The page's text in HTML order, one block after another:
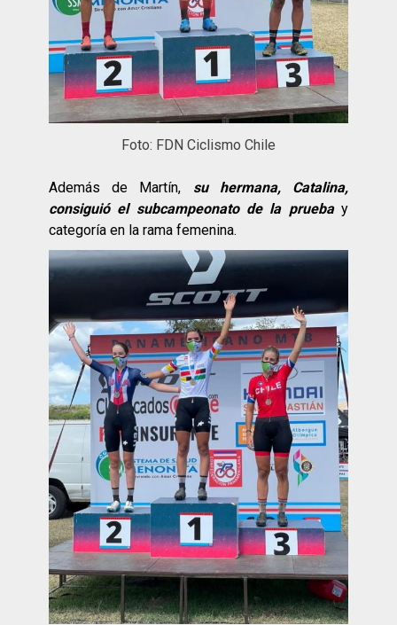
Foto: FDN Ciclismo Chile
Además de Martín, su hermana, Catalina,
consiguió el subcampeonato de la prueba y
categoría en la rama femenina.